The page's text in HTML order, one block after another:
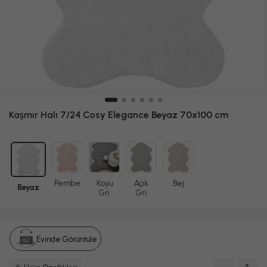
Kaşmir Halı 7/24 Cosy Elegance Beyaz 70x100 cm
Beyaz Pembe
Koyu
Gri
Açık
Gri
Bej
Evinde Görüntüle